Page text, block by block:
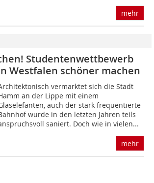
mehr
Studentenwettbewerb
Westfalen schöner machen
vermarktet sich die Stadt
an der Lippe mit einem
auch der stark frequentierte
wurde in den letzten Jahren teils
saniert. Doch wie in vielen...
mehr